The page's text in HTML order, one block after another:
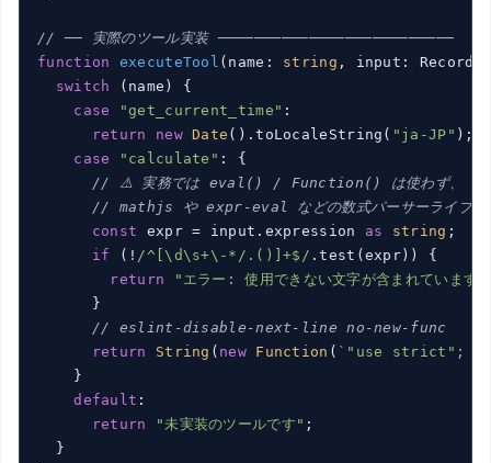
// ── 実際のツール実装 ──────────────────────────
function
executeTool ( name: string , input: Record<
switch (name) {
case
"get_current_time" :
return
new Date ().toLocaleString( "ja-JP" );
case
"calculate" : {
// ⚠️ 実務では eval() / Function() は使わず、
// mathjs や expr-eval などの数式パーサーライブラ
const expr = input.expression as string ;
if (! /^[\d\s+\-*/.()]+$/ .test(expr)) {
return
"エラー: 使用できない文字が含まれています"
      }
// eslint-disable-next-line no-new-func
return
String ( new Function ( `"use strict";
    }
default :
return
"未実装のツールです" ;
  }